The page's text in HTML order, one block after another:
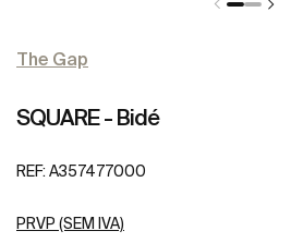
The Gap
SQUARE - Bidé
REF: A357477000
PRVP (SEM IVA)